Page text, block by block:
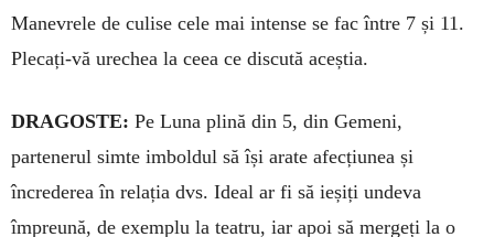
Manevrele de culise cele mai in­tense se fac între 7 și 11.
Plecați-vă urechea la ceea ce discută aceștia.
DRAGOSTE: Pe Luna plină din 5, din Ge­meni,
partenerul simte imboldul să își arate afec­ți­u­nea și
încrederea în relația dvs. Ideal ar fi să ieșiți undeva
împreună, de exemplu la teatru, iar apoi să mergeți la o